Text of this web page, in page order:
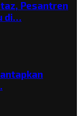
Pesantren
di…